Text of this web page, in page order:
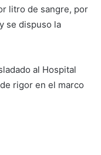
litro de sangre, por
se dispuso la
al Hospital
rigor en el marco